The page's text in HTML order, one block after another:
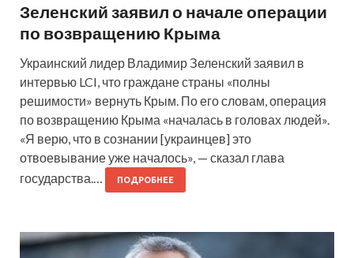
Зеленский заявил о начале операции
по возвращению Крыма
Украинский лидер Владимир Зеленский заявил в
интервью LCI, что граждане страны «полны
решимости» вернуть Крым. По его словам, операция
по возвращению Крыма «началась в головах людей».
«Я верю, что в сознании [украинцев] это
отвоевывание уже началось», — сказал глава
государства.…
ПОДРОБНЕЕ